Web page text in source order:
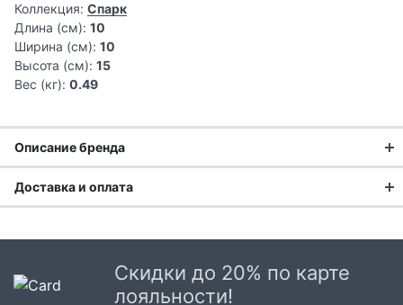
Коллекция: Спарк
Длина (см): 10
Ширина (см): 10
Высота (см): 15
Вес (кг): 0.49
Описание бренда
Доставка и оплата
Доставка в Москве и области
В Москве и Московской области доставка курьером до
Скидки до 20% по карте
лояльности!